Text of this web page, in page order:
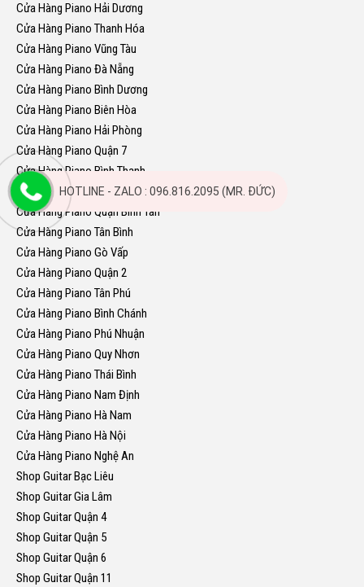
Cửa Hàng Piano Hải Dương
Cửa Hàng Piano Thanh Hóa
Cửa Hàng Piano Vũng Tàu
Cửa Hàng Piano Đà Nẵng
Cửa Hàng Piano Bình Dương
Cửa Hàng Piano Biên Hòa
Cửa Hàng Piano Hải Phòng
Cửa Hàng Piano Quận 7
Cửa Hàng Piano Bình Thạnh
Cửa Hàng Piano Thủ Đức
Cửa Hàng Piano Quận Bình Tân
Cửa Hàng Piano Tân Bình
Cửa Hàng Piano Gò Vấp
Cửa Hàng Piano Quận 2
Cửa Hàng Piano Tân Phú
Cửa Hàng Piano Bình Chánh
Cửa Hàng Piano Phú Nhuận
Cửa Hàng Piano Quy Nhơn
Cửa Hàng Piano Thái Bình
Cửa Hàng Piano Nam Định
Cửa Hàng Piano Hà Nam
Cửa Hàng Piano Hà Nội
Cửa Hàng Piano Nghệ An
Shop Guitar Bạc Liêu
Shop Guitar Gia Lâm
Shop Guitar Quận 4
Shop Guitar Quận 5
Shop Guitar Quận 6
Shop Guitar Quận 11
HOTLINE - ZALO : 096.816.2095 (MR. ĐỨC)